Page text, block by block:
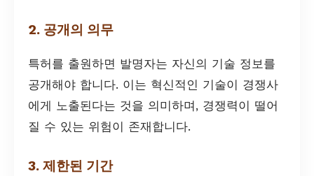
2. 공개의 의무
특허를 출원하면 발명자는 자신의 기술 정보를
공개해야 합니다. 이는 혁신적인 기술이 경쟁사
에게 노출된다는 것을 의미하며, 경쟁력이 떨어
질 수 있는 위험이 존재합니다.
3. 제한된 기간